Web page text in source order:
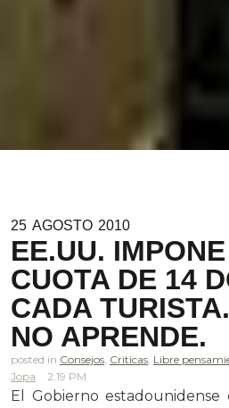
25 AGOSTO 2010
EE.UU.
CUOTA DE 14
CADA
NO APRENDE.
posted in Consejos Criticas Libre
Jopa
2.19 PM
El Gobierno estadounidense